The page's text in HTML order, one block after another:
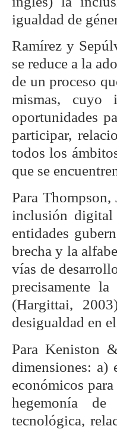
igualdad de
Ramírez y
se reduce a la
de un proceso
mismas, cuyo
oportunidades
participar,
todos los
que se
Para
inclusión digital
entidades
brecha y la
vías de
precisamente
(Hargittai,
desigualdad en
Para Keniston
dimensiones: a)
económicos
hegemonía
tecnológica,